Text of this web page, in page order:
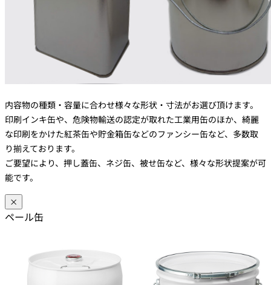
内容物の種類・容量に合わせ様々な形状・寸法がお選び頂けます。
印刷インキ缶や、危険物輸送の認定が取れた工業用缶のほか、綺麗
な印刷をかけた紅茶缶や貯金箱缶などのファンシー缶など、多数取
り揃えております。
ご要望により、押し蓋缶、ネジ缶、被せ缶など、様々な形状提案が可
能です。
×
ペール缶